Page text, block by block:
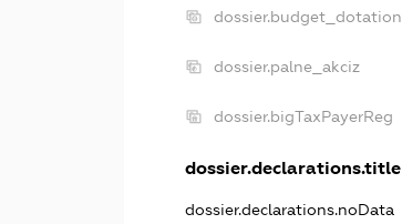
dossier.budget_dotation
dossier.palne_akciz
dossier.bigTaxPayerReg
dossier.declarations.title
dossier.declarations.noData